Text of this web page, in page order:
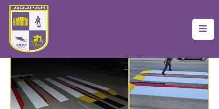
Почетна
Самоуправа
Новости